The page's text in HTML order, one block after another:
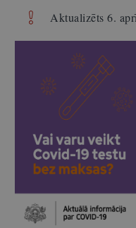
Aktualizēts 6.